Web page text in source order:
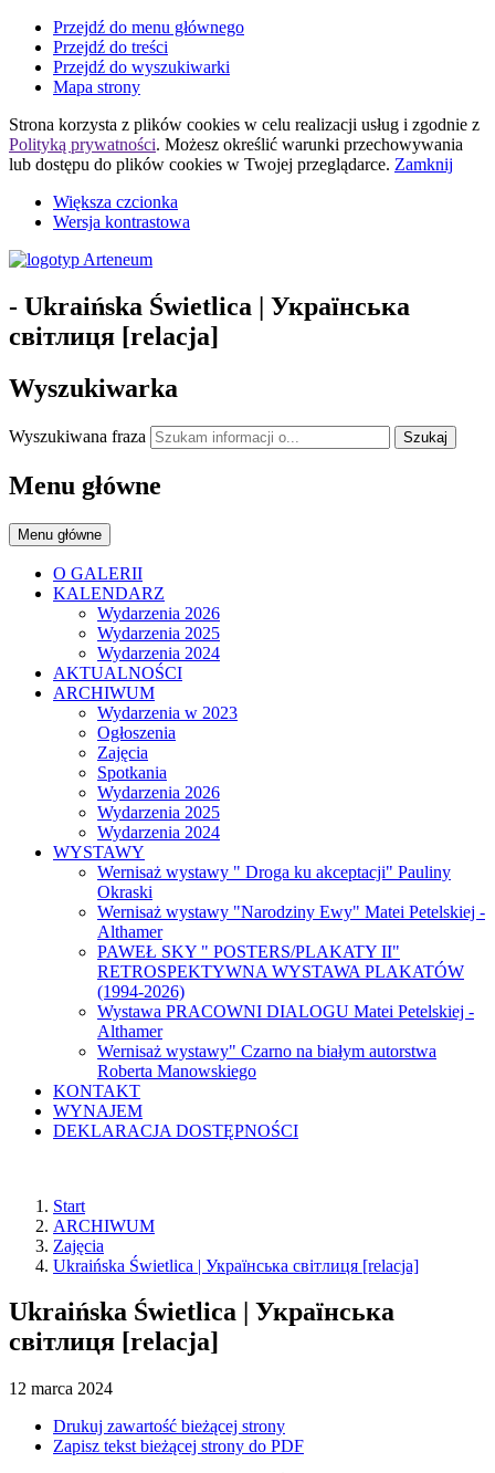
Przejdź do menu głównego
Przejdź do treści
Przejdź do wyszukiwarki
Mapa strony
Strona korzysta z plików cookies w celu realizacji usług i zgodnie z
Polityką prywatności. Możesz określić warunki przechowywania
lub dostępu do plików cookies w Twojej przeglądarce. Zamknij
Większa czcionka
Wersja kontrastowa
- Ukraińska Świetlica | Українська
світлиця [relacja]
Wyszukiwarka
Wyszukiwana fraza Szukaj
Menu główne
Menu główne
O GALERII
KALENDARZ
Wydarzenia 2026
Wydarzenia 2025
Wydarzenia 2024
AKTUALNOŚCI
ARCHIWUM
Wydarzenia w 2023
Ogłoszenia
Zajęcia
Spotkania
Wydarzenia 2026
Wydarzenia 2025
Wydarzenia 2024
WYSTAWY
Wernisaż wystawy " Droga ku akceptacji" Pauliny
Okraski
Wernisaż wystawy "Narodziny Ewy" Matei Petelskiej -
Althamer
PAWEŁ SKY " POSTERS/PLAKATY II"
RETROSPEKTYWNA WYSTAWA PLAKATÓW
(1994-2026)
Wystawa PRACOWNI DIALOGU Matei Petelskiej -
Althamer
Wernisaż wystawy" Czarno na białym autorstwa
Roberta Manowskiego
KONTAKT
WYNAJEM
DEKLARACJA DOSTĘPNOŚCI
Start
ARCHIWUM
Zajęcia
Ukraińska Świetlica | Українська світлиця [relacja]
Ukraińska Świetlica | Українська
світлиця [relacja]
12 marca 2024
Drukuj zawartość bieżącej strony
Zapisz tekst bieżącej strony do PDF